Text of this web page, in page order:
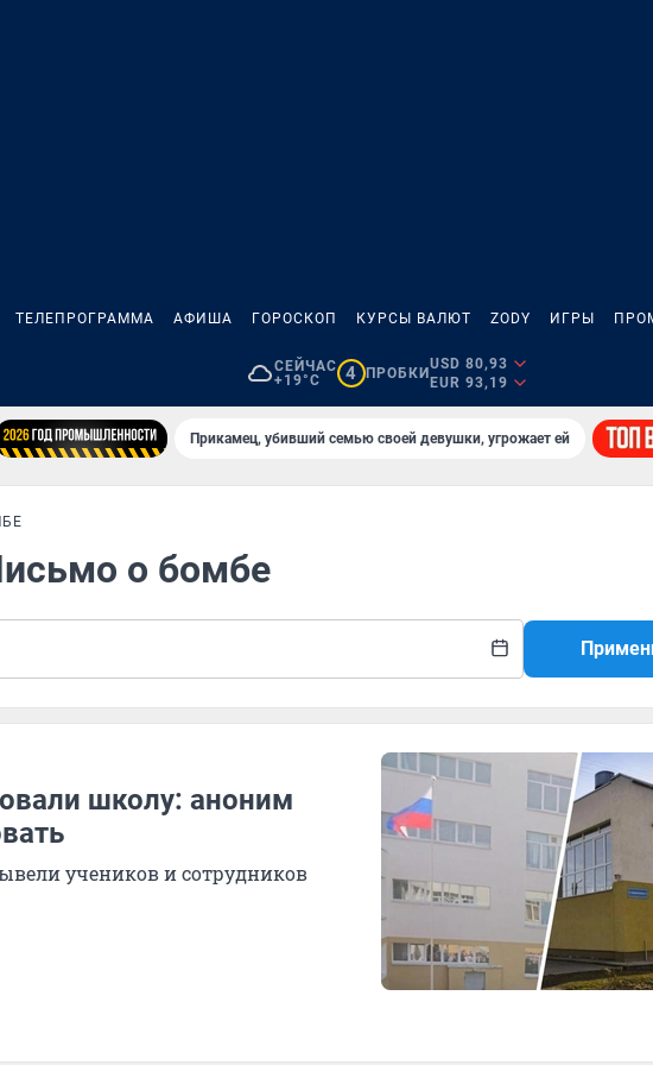
ТЕЛЕПРОГРАММА АФИША ГОРОСКОП КУРСЫ ВАЛЮТ ZODY ИГРЫ
СЕЙЧАС
+19°C
4 ПРОБКИ
USD 80,93
EUR 93,19
Прикамец, убивший семью своей девушки, угрожает ей
о бомбе
школу: аноним
учеников и сотрудников